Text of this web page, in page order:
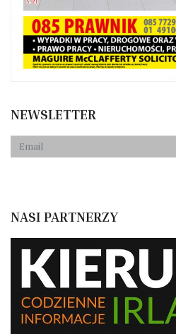
NEWSLETTER
NASI PARTNERZY